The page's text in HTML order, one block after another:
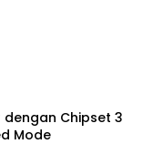
dengan Chipset 3
Mode